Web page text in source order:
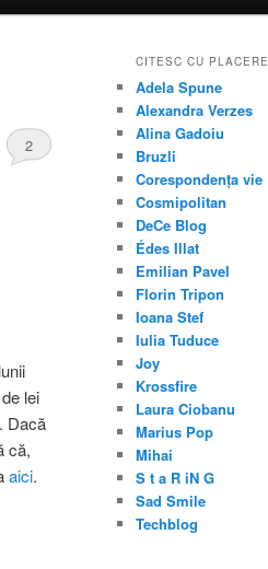
2
lei
Dacă
că,
aici.
CITESC CU PLACERE
Adela Spune
Alexandra Verzes
Alina Gadoiu
Bruzli
Corespondența vie
Cosmipolitan
DeCe Blog
Édes Illat
Emilian Pavel
Florin Tripon
Ioana Stef
Iulia Tuduce
Joy
Krossfire
Laura Ciobanu
Marius Pop
Mihai
S t a R iN G
Sad Smile
Techblog